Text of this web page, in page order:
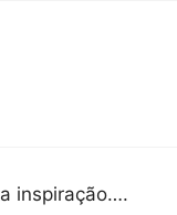
inspiração….